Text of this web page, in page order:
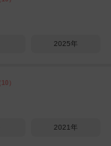
2025年
2021年